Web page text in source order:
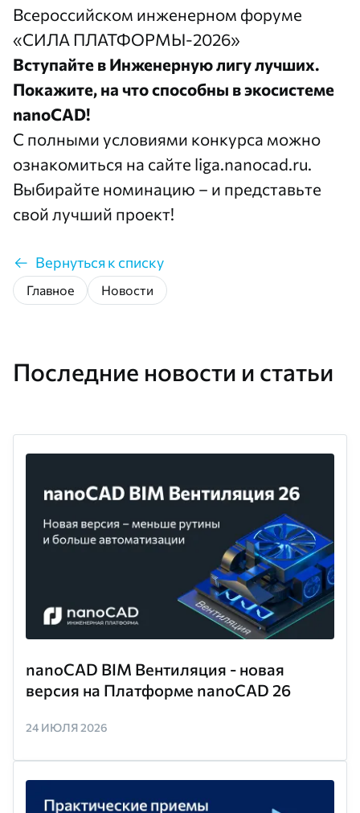
Вернуться к списку
Главное Новости
Всероссийском инженерном форуме
«СИЛА ПЛАТФОРМЫ-2026»
Вступайте в Инженерную лигу лучших.
Покажите, на что способны в экосистеме
nanoCAD!
С полными условиями конкурса можно
ознакомиться на сайте liga.nanocad.ru.
Выбирайте номинацию – и представьте
свой лучший проект!
Последние новости и статьи
nanoCAD BIM Вентиляция - новая
версия на Платформе nanoCAD 26
24 ИЮЛЯ 2026